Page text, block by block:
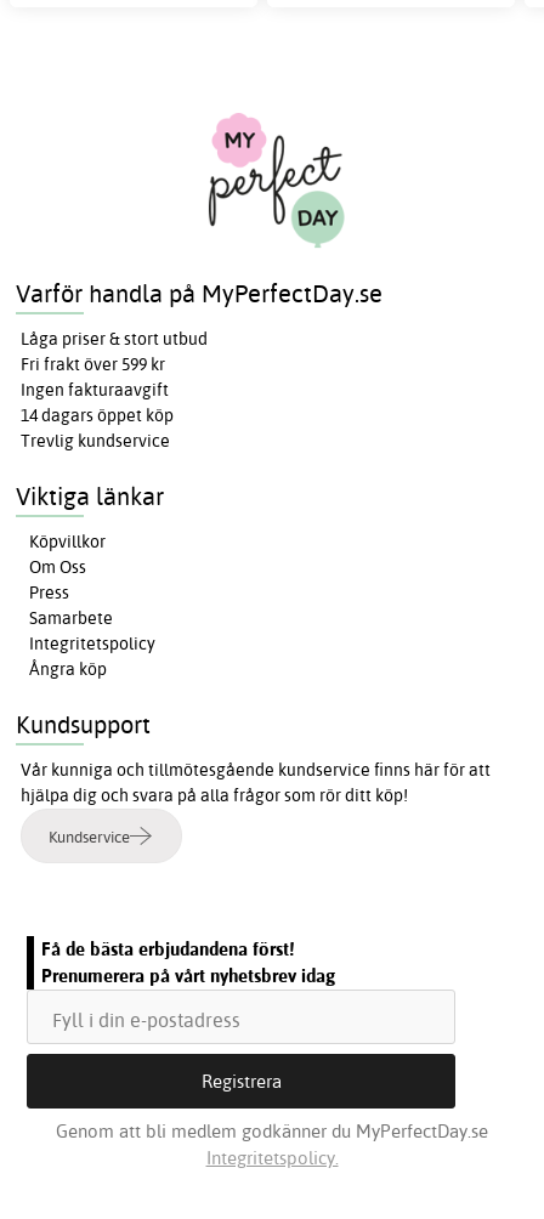
Varför handla på MyPerfectDay.se
Låga priser & stort utbud
Fri frakt över 599 kr
Ingen fakturaavgift
14 dagars öppet köp
Trevlig kundservice
Viktiga länkar
Köpvillkor
Om Oss
Press
Samarbete
Integritetspolicy
Ångra köp
Kundsupport
Vår kunniga och tillmötesgående kundservice finns här för att
hjälpa dig och svara på alla frågor som rör ditt köp!
Kundservice
Få de bästa erbjudandena först!
Prenumerera på vårt nyhetsbrev idag
Genom att bli medlem godkänner du MyPerfectDay.se
Integritetspolicy.